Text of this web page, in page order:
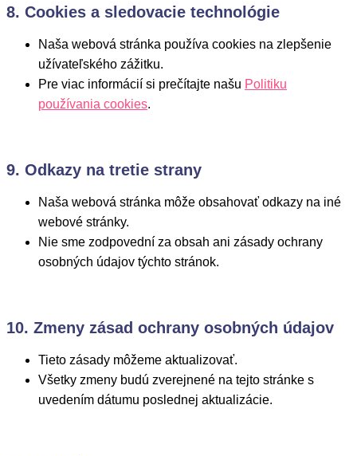
8. Cookies a sledovacie technológie
Naša webová stránka používa cookies na zlepšenie
užívateľského zážitku.
Pre viac informácií si prečítajte našu Politiku
používania cookies.
9. Odkazy na tretie strany
Naša webová stránka môže obsahovať odkazy na iné
webové stránky.
Nie sme zodpovední za obsah ani zásady ochrany
osobných údajov týchto stránok.
10. Zmeny zásad ochrany osobných údajov
Tieto zásady môžeme aktualizovať.
Všetky zmeny budú zverejnené na tejto stránke s
uvedením dátumu poslednej aktualizácie.